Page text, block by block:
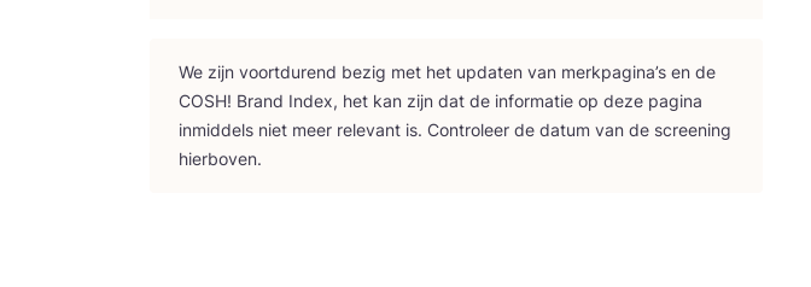
We zijn voort­du­rend bezig met het upda­ten van merk­pa­gi­na’s en de
COSH! Brand Index, het kan zijn dat de infor­ma­tie op deze pagi­na
inmid­dels niet meer rele­vant is. Con­tro­leer de datum van de scree­ning
hierboven.